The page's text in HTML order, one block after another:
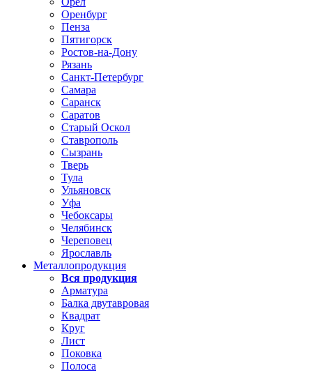
Оренбург
Пенза
Пятигорск
Ростов-на-Дону
Рязань
Санкт-Петербург
Самара
Саранск
Саратов
Старый Оскол
Ставрополь
Сызрань
Тверь
Тула
Ульяновск
Уфа
Чебоксары
Челябинск
Череповец
Ярославль
Металлопродукция
Вся продукция
Арматура
Балка двутавровая
Квадрат
Круг
Лист
Поковка
Полоса